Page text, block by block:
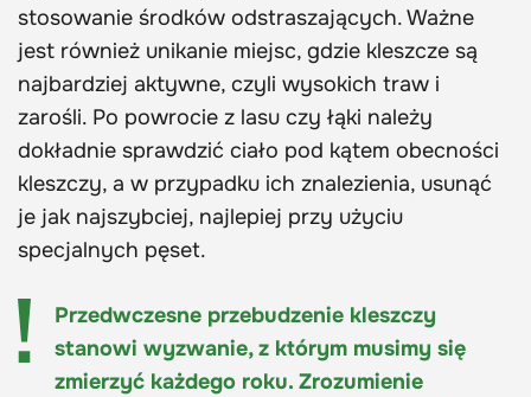
stosowanie środków odstraszających. Ważne
jest również unikanie miejsc, gdzie kleszcze są
najbardziej aktywne, czyli wysokich traw i
zarośli. Po powrocie z lasu czy łąki należy
dokładnie sprawdzić ciało pod kątem obecności
kleszczy, a w przypadku ich znalezienia, usunąć
je jak najszybciej, najlepiej przy użyciu
specjalnych pęset.
Przedwczesne przebudzenie kleszczy
stanowi wyzwanie, z którym musimy się
zmierzyć każdego roku. Zrozumienie